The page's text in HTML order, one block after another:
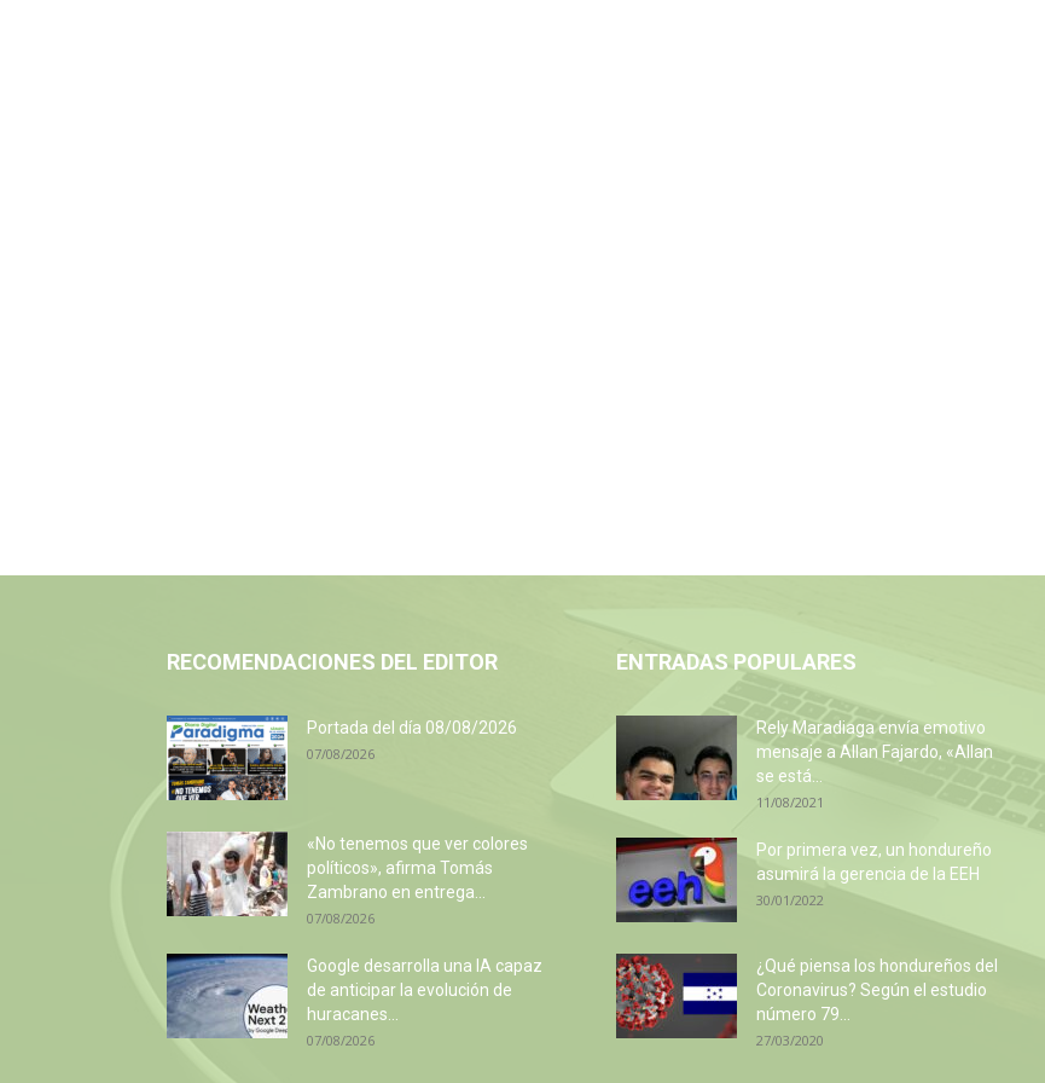
RECOMENDACIONES DEL EDITOR
Portada del día 08/08/2026
07/08/2026
«No tenemos que ver colores
políticos», afirma Tomás
Zambrano en entrega...
07/08/2026
Google desarrolla una IA capaz
de anticipar la evolución de
huracanes...
07/08/2026
ENTRADAS POPULARES
Rely Maradiaga envía emotivo
mensaje a Allan Fajardo, «Allan
se está...
11/08/2021
Por primera vez, un hondureño
asumirá la gerencia de la EEH
30/01/2022
¿Qué piensa los hondureños del
Coronavirus? Según el estudio
número 79...
27/03/2020